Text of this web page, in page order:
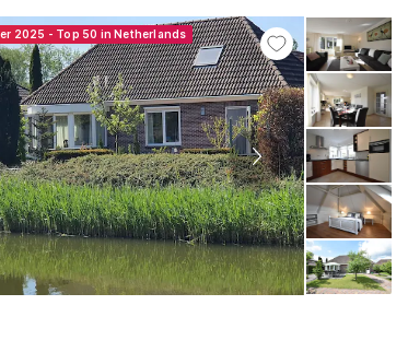
2025 - Top 50 in Netherlands